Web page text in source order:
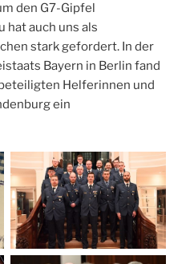
den G7-Gipfel
hat auch uns als
stark gefordert. In der
Bayern in Berlin fand
Helferinnen und
ein